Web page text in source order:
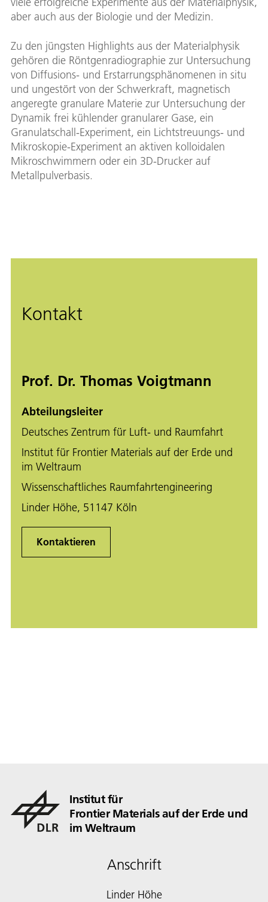
aber auch aus der Biologie und der Medizin.
Zu den jüngsten Highlights aus der Materialphysik
gehören die Röntgenradiographie zur Untersuchung
von Diffusions- und Erstarrungsphänomenen in situ
und ungestört von der Schwerkraft, magnetisch
angeregte granulare Materie zur Untersuchung der
Dynamik frei kühlender granularer Gase, ein
Granulatschall-Experiment, ein Lichtstreuungs- und
Mikroskopie-Experiment an aktiven kolloidalen
Mikroschwimmern oder ein 3D-Drucker auf
Metallpulverbasis.
Kontakt
Prof. Dr. Thomas Voigtmann
Abteilungsleiter
Deutsches Zentrum für Luft- und Raumfahrt
Institut für Frontier Materials auf der Erde und
im Weltraum
Wissenschaftliches Raumfahrtengineering
Linder Höhe, 51147 Köln
Kontaktieren
Institut für
Frontier Materials auf der Erde und
im Weltraum
Anschrift
Linder Höhe